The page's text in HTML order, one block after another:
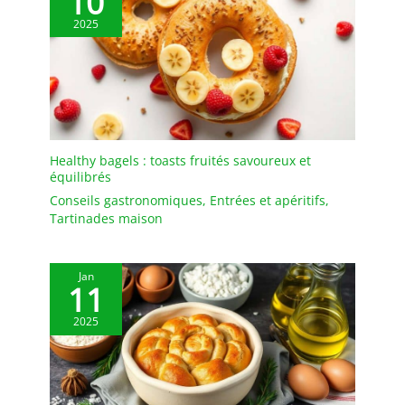
whisky. Agitez
doucement le verre pour
mélanger pleinement les
saveurs et savourez ce
moment entre amis. 【Le
souci du détail pour votre
plus grand plaisir】Ces
verres à brandy de luxe
sont lisses et
est parfaitement
suffisamment lourde
pour éviter qu'ils ne se
renversent.
Rigoureusement testés et
certifiés SGS et MSDS, ces
verres sont sans BPA et
sans plomb, pour une
2025
Healthy bagels : toasts fruités savoureux et
équilibrés
Conseils gastronomiques, Entrées et apéritifs,
Tartinades maison
Jan
11
2025